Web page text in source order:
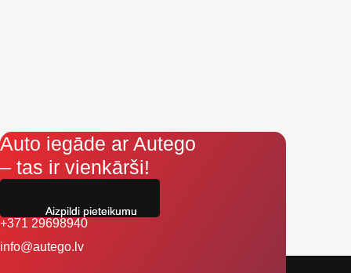
Auto iegāde ar Autego
– tas ir vienkārši!
+371 29698940
info@autego.lv